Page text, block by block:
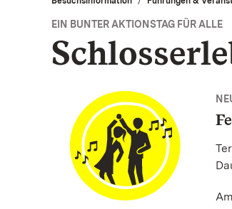
EIN BUNTER AKTIONSTAG FÜR ALLE